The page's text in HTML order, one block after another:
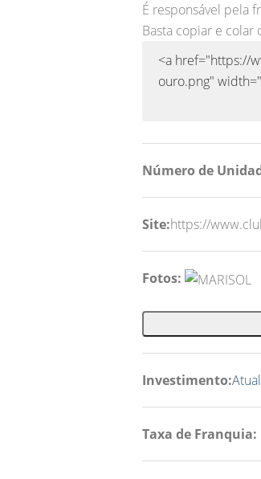
É responsável pela
Basta copiar e colar
Número de
Site:https://
Fotos:
Investimento:
Taxa de Franquia: